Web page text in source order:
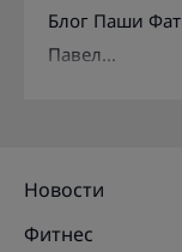
Блог Паши
Павел...
Новости
Фитнес